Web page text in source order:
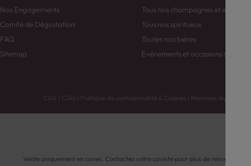
Nos Engagements
Comité de Dégustation
FAQ
Sitemap
Tous nos champagnes et
Tous nos spiritueux
Toutes nos bières
Evénements et occasions spéciales
CGV | CGU | Politique de confidentialité & Cookies | Mentions légales
Vente uniquement en caves. Contactez votre caviste pour plus de